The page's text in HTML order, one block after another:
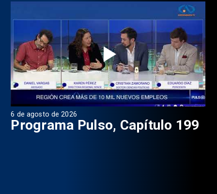
6 de agosto de 2026
Programa Pulso, Capítulo 199